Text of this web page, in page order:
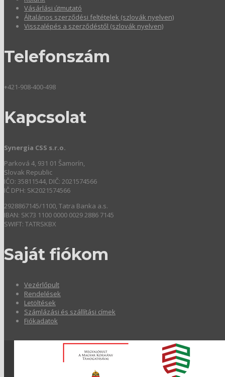
Vásárlási útmutató
Általános szerződési feltételek (szlovák nyelven)
Visszalépés a szerződéstől (szlovák nyelven)
Telefonszám
+421-908-400-498
Kapcsolat
Synergia CSS s.r.o.
Parková 4, 931 01 Šamorín,
Slovak Republic
IČO: 35811544, DIČ: 2021574566
IČ DPH: SK2021574566
2928867145/1100, Tatra Banka a.s.
IBAN: SK73 1100 0000 0029 2886 7145
SWIFT: TATRSKBX
Saját fiókom
Vezérlőpult
Rendelések
Letöltések
Számlázási és szállítási címek
Fiókadatok